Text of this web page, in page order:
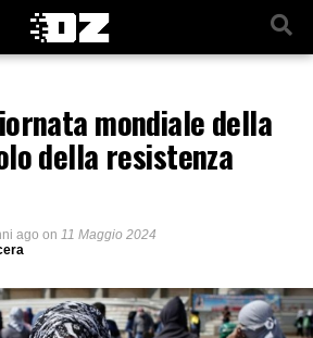
mondiale della
della resistenza
ago on 11 Maggio 2024